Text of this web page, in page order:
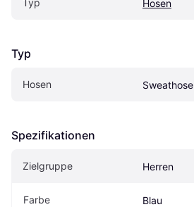
Hosen
Typ
Hosen Sweathose
Spezifikationen
Zielgruppe Herren
Farbe Blau